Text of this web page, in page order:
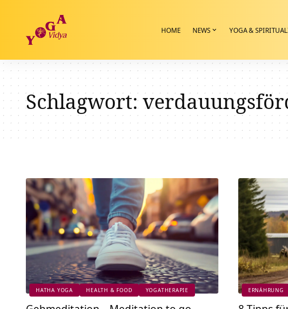
HOME NEWS YOGA &
Schlagwort:
HATHA YOGA HEALTH & FOOD YOGATHERAPIE ERNÄHRUNG